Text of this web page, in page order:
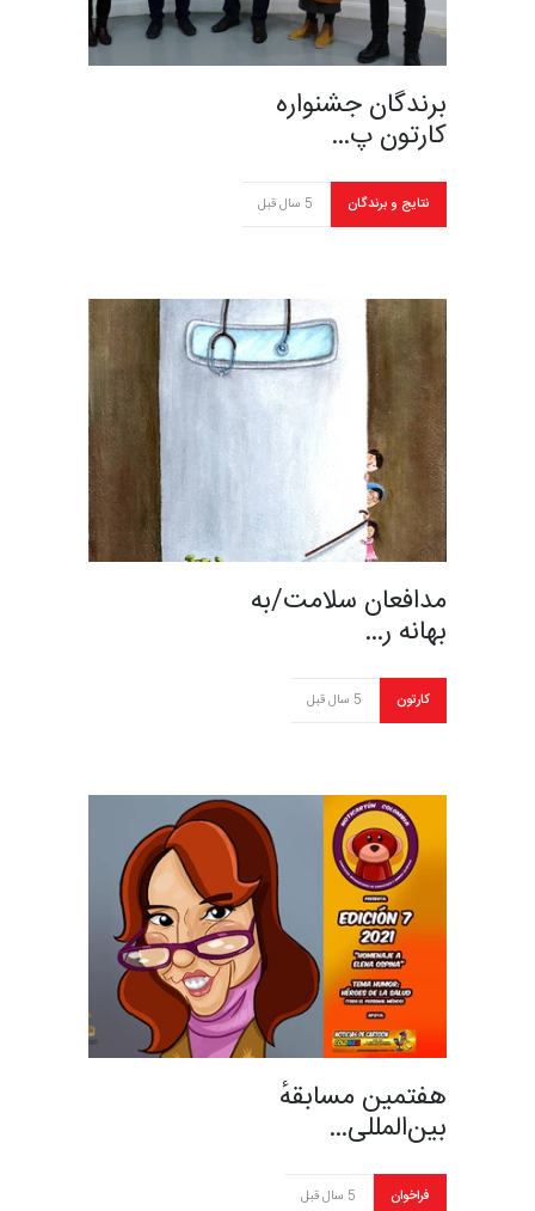
برندگان جشنواره
کارتون پ…
نتایج و برندگان 5 سال قبل
مدافعان سلامت/به
بهانه ر…
کارتون 5 سال قبل
هفتمین مسابقهٔ
بین‌المللی…
فراخوان 5 سال قبل